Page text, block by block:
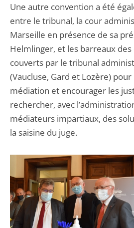
Une autre convention a été
entre le tribunal, la cour
Marseille en présence de sa
Helmlinger, et les barreaux
couverts par le tribunal
(Vaucluse, Gard et Lozère)
médiation et encourager les
rechercher, avec
médiateurs impartiaux, des
la saisine du juge.